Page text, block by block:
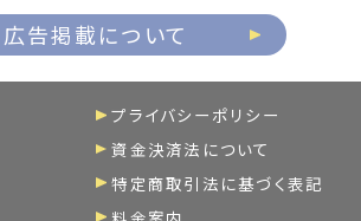
広告掲載について
プライバシーポリシー
資金決済法について
特定商取引法に基づく表記